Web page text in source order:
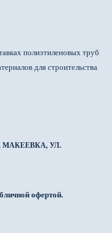
полиэтиленовых труб
для строительства
МАКЕЕВКА, УЛ.
офертой.